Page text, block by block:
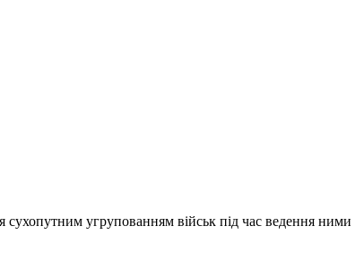
сухопутним угрупованням військ під час ведення ними